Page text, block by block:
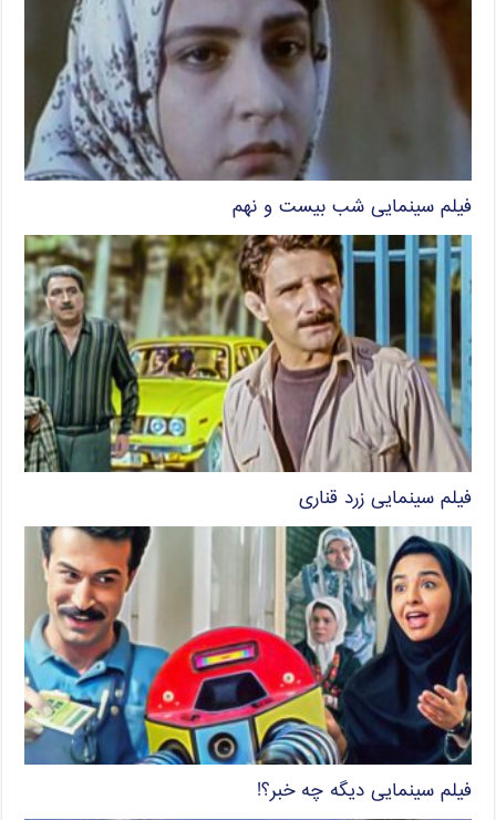
فیلم سینمایی شب بیست و نهم
فیلم سینمایی زرد قناری
فیلم سینمایی دیگه چه خبر؟!